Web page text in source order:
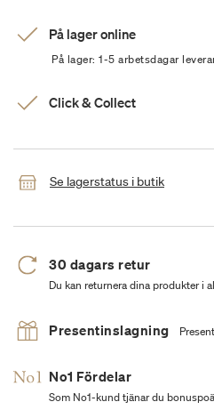
På lager online
På lager: 1-5 arbetsdagar
Click & Collect
Se lagerstatus i butik
30 dagars retur
Du kan returnera dina produkter i
Presentinslagning
No1 Fördelar
Som No1-kund tjänar du